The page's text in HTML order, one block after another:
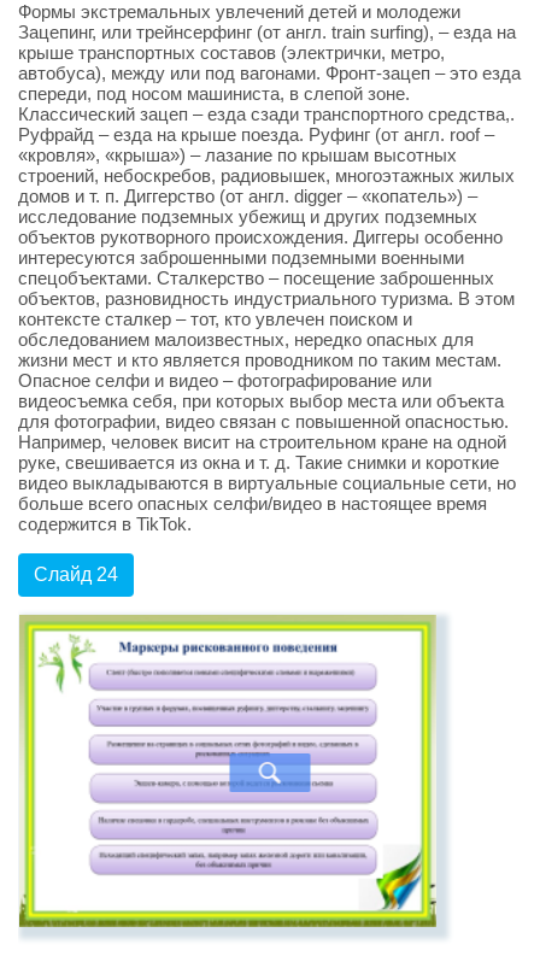
Формы экстремальных увлечений детей и молодежи
Зацепинг, или трейнсерфинг (от англ. train surfing), – езда на
крыше транспортных составов (электрички, метро,
автобуса), между или под вагонами. Фронт-зацеп – это езда
спереди, под носом машиниста, в слепой зоне.
Классический зацеп – езда сзади транспортного средства,.
Руфрайд – езда на крыше поезда. Руфинг (от англ. roof –
«кровля», «крыша») – лазание по крышам высотных
строений, небоскребов, радиовышек, многоэтажных жилых
домов и т. п. Диггерство (от англ. digger – «копатель») –
исследование подземных убежищ и других подземных
объектов рукотворного происхождения. Диггеры особенно
интересуются заброшенными подземными военными
спецобъектами. Сталкерство – посещение заброшенных
объектов, разновидность индустриального туризма. В этом
контексте сталкер – тот, кто увлечен поиском и
обследованием малоизвестных, нередко опасных для
жизни мест и кто является проводником по таким местам.
Опасное селфи и видео – фотографирование или
видеосъемка себя, при которых выбор места или объекта
для фотографии, видео связан с повышенной опасностью.
Например, человек висит на строительном кране на одной
руке, свешивается из окна и т. д. Такие снимки и короткие
видео выкладываются в виртуальные социальные сети, но
больше всего опасных селфи/видео в настоящее время
содержится в TikTok.
Слайд 24